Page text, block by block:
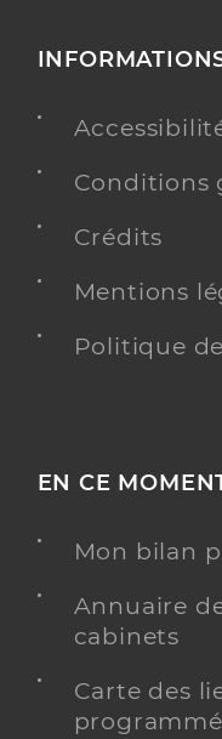
Conditions
Crédits
Mentions
Politique
EN CE
Mon bilan
Annuaire
cabinets
Carte des